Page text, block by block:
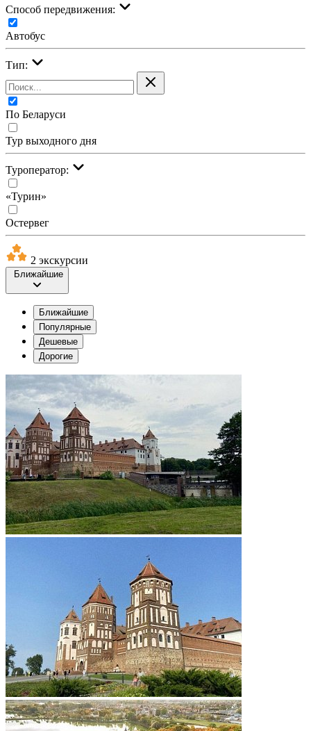
Cпособ передвижения:
Автобус
Тип:
По Беларуси
Тур выходного дня
Туроператор:
«Турин»
Остервег
2 экскурсии
Ближайшие
Ближайшие
Популярные
Дешевые
Дорогие